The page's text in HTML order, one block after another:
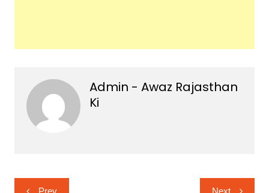
Admin - Awaz Rajasthan
Ki
PostPrev Next